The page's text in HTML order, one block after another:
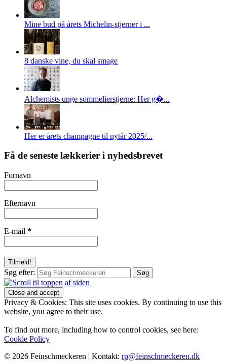
Mine bud på årets Michelin-stjerner i ...
8 danske vine, du skal smage
Alchemists unge sommelierstjerne: Her g�...
Her er årets champagne til nytår 2025/...
Få de seneste lækkerier i nyhedsbrevet
Fornavn
Efternavn
E-mail *
Søg efter:
Privacy & Cookies: This site uses cookies. By continuing to use this
website, you agree to their use.
To find out more, including how to control cookies, see here:
Cookie Policy
© 2026 Feinschmeckeren | Kontakt: rp@feinschmeckeren.dk